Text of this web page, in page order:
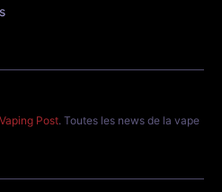
Post. Toutes les news de la vape